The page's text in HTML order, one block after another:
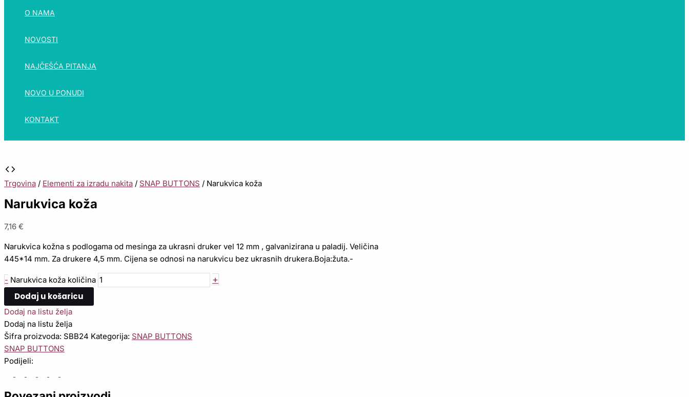
O NAMA
NOVOSTI
NAJČEŠĆA PITANJA
NOVO U PONUDI
KONTAKT
Trgovina / Elementi za izradu nakita / SNAP BUTTONS / Narukvica koža
Narukvica koža
7,16 €
Narukvica kožna s podlogama od mesinga za ukrasni druker vel 12 mm , galvanizirana u paladij. Veličina
445*14 mm. Za drukere 4,5 mm. Cijena se odnosi na narukvicu bez ukrasnih drukera.Boja:žuta.-
- Narukvica koža količina
+
Dodaj u košaricu
Dodaj na listu želja
Dodaj na listu želja
Šifra proizvoda: SBB24 Kategorija: SNAP BUTTONS
SNAP BUTTONS
Podijeli: